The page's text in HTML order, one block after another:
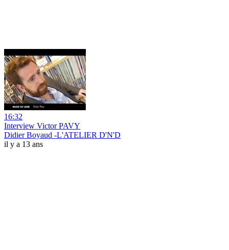
16:32
Interview Victor PAVY
Didier Boyaud -L'ATELIER D'N'D
il y a 13 ans